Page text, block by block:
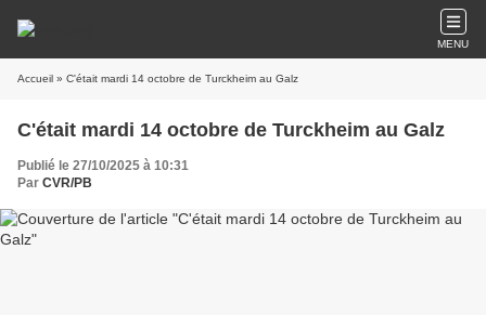
MENU
Accueil » C'était mardi 14 octobre de Turckheim au Galz
C'était mardi 14 octobre de Turckheim au Galz
Publié le 27/10/2025 à 10:31
Par CVR/PB